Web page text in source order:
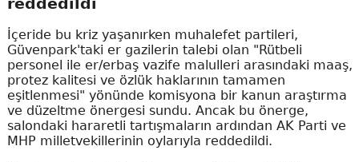
reddedildi
İçeride bu kriz yaşanırken muhalefet partileri,
Güvenpark'taki er gazilerin talebi olan "Rütbeli
personel ile er/erbaş vazife malulleri arasındaki maaş,
protez kalitesi ve özlük haklarının tamamen
eşitlenmesi" yönünde komisyona bir kanun araştırma
ve düzeltme önergesi sundu. Ancak bu önerge,
salondaki hararetli tartışmaların ardından AK Parti ve
MHP milletvekillerinin oylarıyla reddedildi.